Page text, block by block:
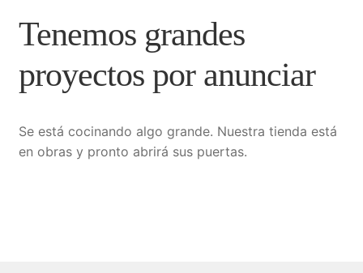
Mi cuenta
Nosotros
Sample Page
Tenemos grandes
proyectos por anunciar
Se está cocinando algo grande. Nuestra tienda está
en obras y pronto abrirá sus puertas.